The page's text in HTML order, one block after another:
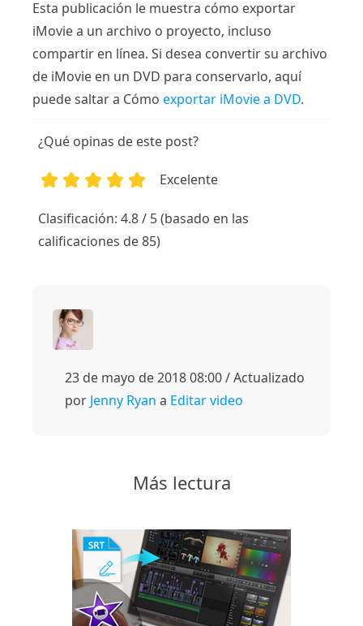
Esta publicación le muestra cómo exportar
iMovie a un archivo o proyecto, incluso
compartir en línea. Si desea convertir su archivo
de iMovie en un DVD para conservarlo, aquí
puede saltar a Cómo exportar iMovie a DVD.
¿Qué opinas de este post?
Excelente
Clasificación: 4.8 / 5 (basado en las
calificaciones de 85)
23 de mayo de 2018 08:00 / Actualizado
por Jenny Ryan a Editar video
Más lectura